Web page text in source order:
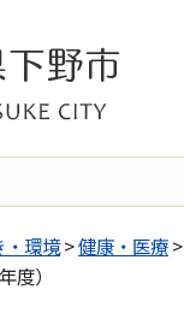
・環境>健康・医療>
度）